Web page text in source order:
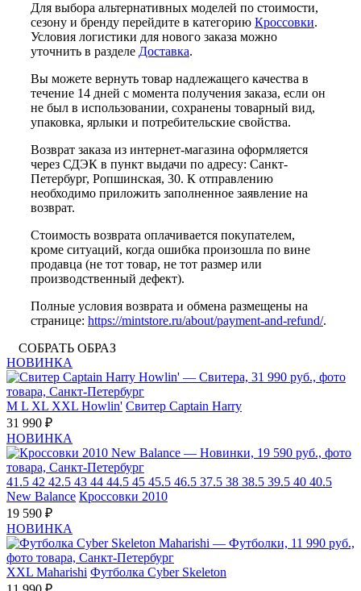
Для выбора альтернативных моделей по стоимости,
сезону и бренду перейдите в категорию Кроссовки.
Условия логистики для нового заказа можно
уточнить в разделе Доставка.
Вы можете вернуть товар надлежащего качества в
течение 14 дней с момента получения заказа, если он
не был в использовании, сохранены товарный вид,
упаковка, ярлыки и потребительские свойства.
Возврат заказа из интернет-магазина оформляется
через СДЭК в пункт выдачи по адресу: Санкт-
Петербург, Ропшинская, 30. К отправлению
необходимо приложить заполненное заявление на
возврат.
Стоимость возврата оплачивается покупателем,
кроме ситуаций, когда ошибка произошла по вине
продавца (не тот товар, не тот размер или
производственный дефект).
Полные условия возврата и обмена размещены на
странице: https://mintstore.ru/about/payment-and-refund/.
СОБРАТЬ ОБРАЗ
НОВИНКА
M L XL XXL Howlin' Свитер Captain Harry
31 990 ₽
НОВИНКА
41.5 42 42.5 43 44 44.5 45 45.5 46.5 37.5 38 38.5 39.5 40 40.5
New Balance Кроссовки 2010
19 590 ₽
НОВИНКА
XXL Maharishi Футболка Cyber Skeleton